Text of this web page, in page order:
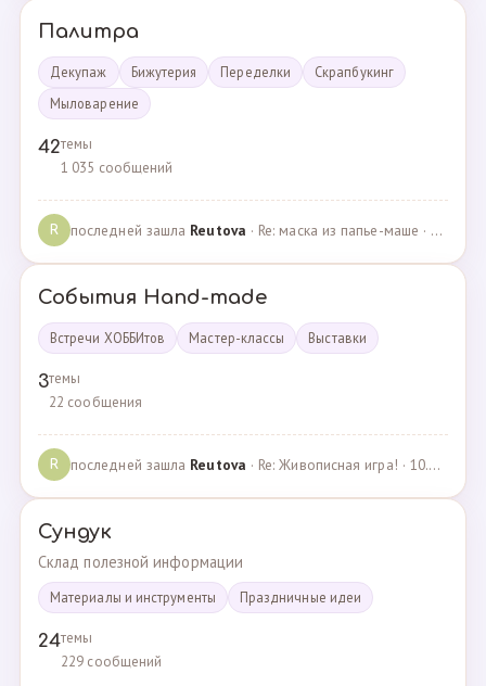
Палитра
Декупаж Бижутерия Переделки
Скрапбукинг
Мыловарение
42темы
1 035 сообщений
R последней зашла Reutova · Re: маска из папье-маше · 20.12.2022
События Hand-made
Встречи ХОББИтов Мастер-классы Выставки
3темы
22 сообщения
R последней зашла Reutova · Re: Живописная игра! · 10.12.2020
Сундук
Склад полезной информации
Материалы и инструменты Праздничные идеи
24темы
229 сообщений